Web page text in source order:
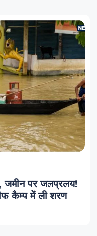
पर जलप्रलय!
कैम्प में ली शरण